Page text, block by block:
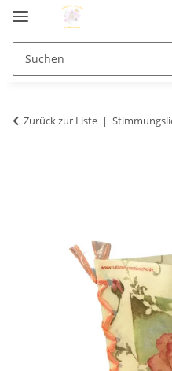
Zurück zur Liste